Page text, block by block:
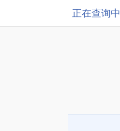
正在查询中